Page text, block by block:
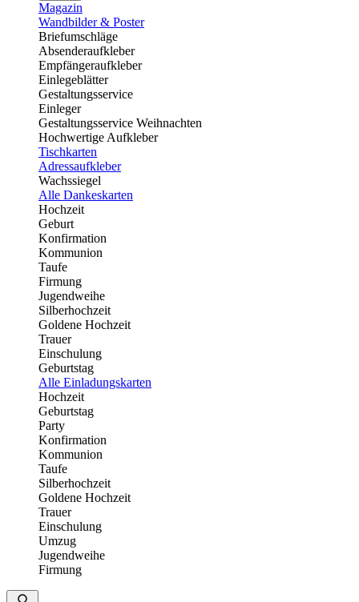
Magazin
Wandbilder & Poster
Briefumschläge
Absenderaufkleber
Empfängeraufkleber
Einlegeblätter
Gestaltungsservice
Einleger
Gestaltungsservice Weihnachten
Hochwertige Aufkleber
Tischkarten
Adressaufkleber
Wachssiegel
Alle Dankeskarten
Hochzeit
Geburt
Konfirmation
Kommunion
Taufe
Firmung
Jugendweihe
Silberhochzeit
Goldene Hochzeit
Trauer
Einschulung
Geburtstag
Alle Einladungskarten
Hochzeit
Geburtstag
Party
Konfirmation
Kommunion
Taufe
Silberhochzeit
Goldene Hochzeit
Trauer
Einschulung
Umzug
Jugendweihe
Firmung